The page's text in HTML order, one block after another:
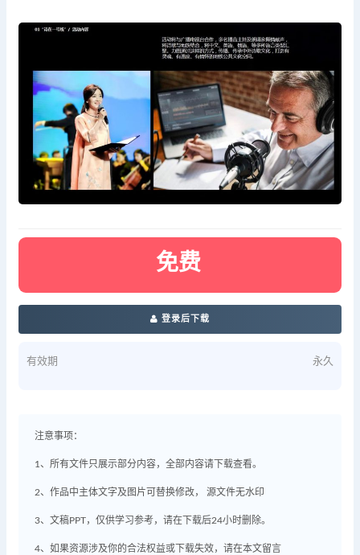
免费
登录后下载
有效期 永久
注意事项：
1、所有文件只展示部分内容，全部内容请下载查看。
2、作品中主体文字及图片可替换修改， 源文件无水印
3、文稿PPT，仅供学习参考，请在下载后24小时删除。
4、如果资源涉及你的合法权益或下载失效，请在本文留言